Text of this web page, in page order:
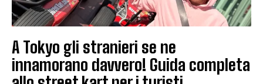
A Tokyo gli stranieri se ne
innamorano davvero! Guida completa